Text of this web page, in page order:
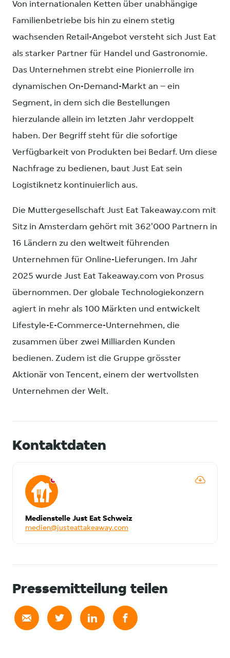
Von internationalen Ketten über unabhängige
Familienbetriebe bis hin zu einem stetig
wachsenden Retail-Angebot versteht sich Just Eat
als starker Partner für Handel und Gastronomie.
Das Unternehmen strebt eine Pionierrolle im
dynamischen On-Demand-Markt an – ein
Segment, in dem sich die Bestellungen
hierzulande allein im letzten Jahr verdoppelt
haben. Der Begriff steht für die sofortige
Verfügbarkeit von Produkten bei Bedarf. Um diese
Nachfrage zu bedienen, baut Just Eat sein
Logistiknetz kontinuierlich aus.
Die Muttergesellschaft Just Eat Takeaway.com mit
Sitz in Amsterdam gehört mit 362'000 Partnern in
16 Ländern zu den weltweit führenden
Unternehmen für Online-Lieferungen. Im Jahr
2025 wurde Just Eat Takeaway.com von Prosus
übernommen. Der globale Technologiekonzern
agiert in mehr als 100 Märkten und entwickelt
Lifestyle-E-Commerce-Unternehmen, die
zusammen über zwei Milliarden Kunden
bedienen. Zudem ist die Gruppe grösster
Aktionär von Tencent, einem der wertvollsten
Unternehmen der Welt.
Kontaktdaten
Medienstelle Just Eat Schweiz
medien@justeattakeaway.com
Pressemitteilung teilen